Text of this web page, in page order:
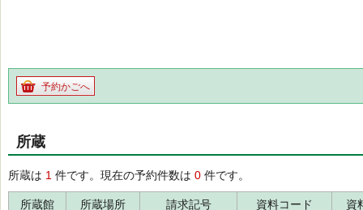
予約かごへ
所蔵
所蔵は 1 件です。現在の予約件数は 0 件です。
所蔵館 所蔵場所 請求記号 資料コード 資